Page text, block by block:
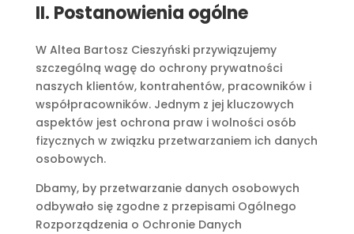
II. Postanowienia ogólne
W Altea Bartosz Cieszyński przywiązujemy
szczególną wagę do ochrony prywatności
naszych klientów, kontrahentów, pracowników i
współpracowników. Jednym z jej kluczowych
aspektów jest ochrona praw i wolności osób
fizycznych w związku przetwarzaniem ich danych
osobowych.
Dbamy, by przetwarzanie danych osobowych
odbywało się zgodne z przepisami Ogólnego
Rozporządzenia o Ochronie Danych